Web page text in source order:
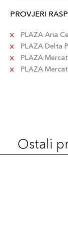
PROVJERI
PLAZA Aria
PLAZA Delta
PLAZA
PLAZA
Ostali